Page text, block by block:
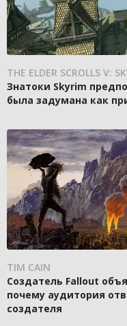
THE ELDER SCROLLS V:
Знатоки Skyrim
была задумана как
TIM CAIN
Создатель Fallout
почему аудитория
создателя